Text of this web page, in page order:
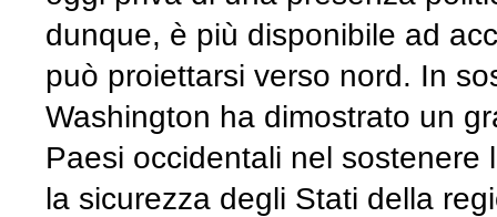
dunque, è più disponibile ad
può proiettarsi verso nord. In
Washington ha dimostrato un
Paesi occidentali nel
la sicurezza degli Stati della